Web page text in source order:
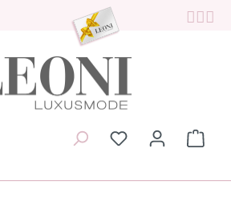
Du hast 0